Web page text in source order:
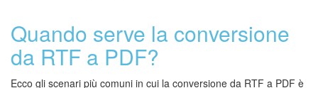
Quando serve la conversione
da RTF a PDF?
Ecco gli scenari più comuni in cui la conversione da RTF a PDF è